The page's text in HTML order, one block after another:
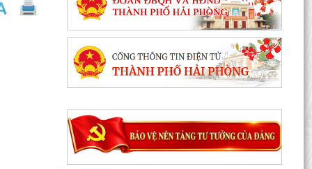
Tăng cường công tác đấu tranh, ngăn chặn
hoạt động săn bắt, buôn bán trái phép chim
Thông báo phun trừ sâu cuốn lá nhỏ lứa 5 gây
hại lúa vụ Mùa năm 2026
Phối hợp triển khai các hoạt động trước khi